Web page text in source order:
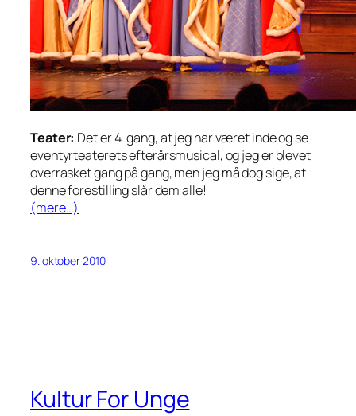
Teater: Det er 4. gang, at jeg har været inde og se
eventyrteaterets efterårsmusical, og jeg er blevet
overrasket gang på gang, men jeg må dog sige, at
denne forestilling slår dem alle!
(mere…)
9. oktober 2010
Kultur For Unge